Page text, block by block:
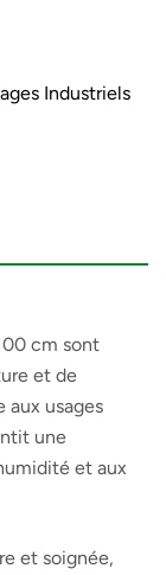
Industriels
cm sont
et de
usages
une
et aux
et soignée,